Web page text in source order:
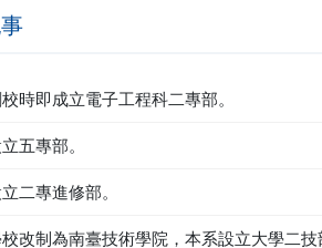
時即成立電子工程科二專部。
五專部。
二專進修部。
改制為南臺技術學院，本系設立大學二技